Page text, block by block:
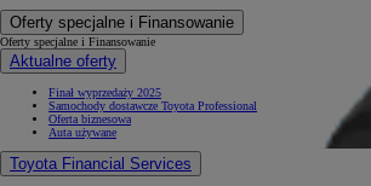
Oferty specjalne i Finansowanie
Oferty specjalne i Finansowanie
Aktualne oferty
Finał wyprzedaży 2025
Samochody dostawcze Toyota Professional
Oferta biznesowa
Auta używane
Toyota Financial Services